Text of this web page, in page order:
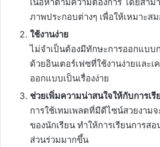
ภาพประกอบต่างๆ เพื่อให้เหมาะส
ใช้งานง่าย
ไม่จำเป็นต้องมีทักษะการออกแบบ
ด้วยอินเตอร์เฟซที่ใช้งานง่ายและเ
ออกแบบเป็นเรื่องง่าย
ช่วยเพิ่มความน่าสนใจให้กับการเ
การใช้เทมเพลตที่มีดีไซน์สวยงาม
ของนักเรียน ทำให้การเรียนการส
ส่วนร่วมมากขึ้น